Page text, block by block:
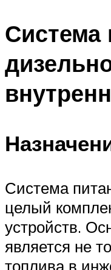
Система
Система
целый
устройств.
является не
топлива в